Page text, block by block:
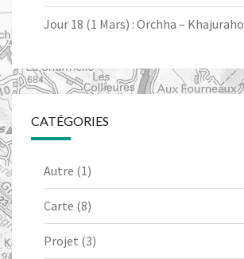
Jour 18 (1 Mars) : Orchha – Khajuraho
CATÉGORIES
Autre (1)
Carte (8)
Projet (3)